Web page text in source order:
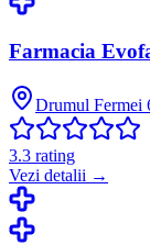
Farmacia
Drumul Fermei
3.3 rating
Vezi detalii →